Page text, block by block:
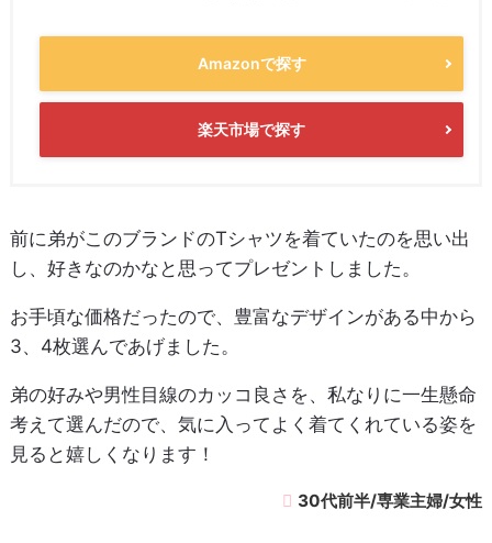
Amazonで探す
楽天市場で探す
前に弟がこのブランドのTシャツを着ていたのを思い出
し、好きなのかなと思ってプレゼントしました。
お手頃な価格だったので、豊富なデザインがある中から
3、4枚選んであげました。
弟の好みや男性目線のカッコ良さを、私なりに一生懸命
考えて選んだので、気に入ってよく着てくれている姿を
見ると嬉しくなります！
30代前半/専業主婦/女性